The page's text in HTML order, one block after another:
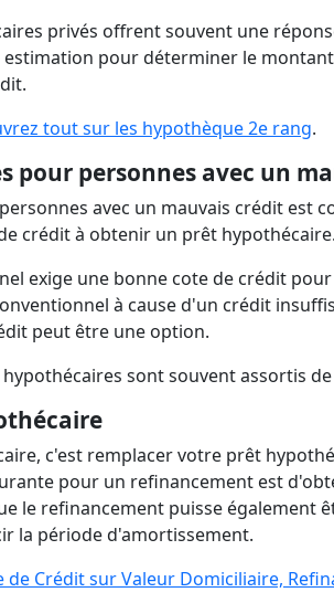
privés offrent souvent une
pour déterminer le
tout sur les hypothèque 2e rang.
pour personnes avec un
avec un mauvais crédit est
crédit à obtenir un prêt hypothécaire.
exige une bonne cote de crédit
à cause d'un crédit
peut être une option.
sont souvent assortis
c'est remplacer votre prêt
pour un refinancement est
le refinancement puisse également
la période d'amortissement.
de Crédit sur Valeur Domiciliaire,